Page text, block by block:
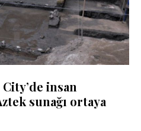
insan
sunağı ortaya